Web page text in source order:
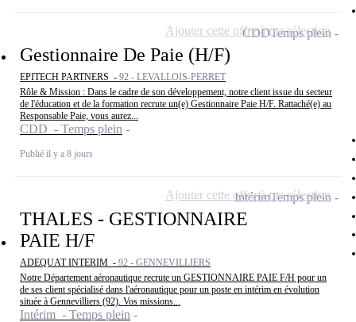
Gestionnaire De Paie (H/F)
EPITECH PARTNERS - 92 - LEVALLOIS-PERRET
Rôle & Mission : Dans le cadre de son développement, notre client issue du secteur
de l'éducation et de la formation recrute un(e) Gestionnaire Paie H/F. Rattaché(e) au
Responsable Paie, vous aurez...
CDD - Temps plein
Publié il y a 8 jours
CDDTemps plein
Ajouter cette offre à ma sélection
THALES - GESTIONNAIRE
PAIE H/F
ADEQUAT INTERIM - 92 - GENNEVILLIERS
Notre Département aéronautique recrute un GESTIONNAIRE PAIE F/H pour un
de ses client spécialisé dans l'aéronautique pour un poste en intérim en évolution
située à Gennevilliers (92). Vos missions...
Intérim - Temps plein
IntérimTemps plein
Ajouter cette offre à ma sélection